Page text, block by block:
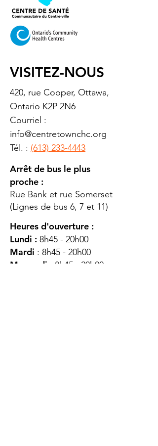
VISITEZ-NOUS
420, rue Cooper, Ottawa,
Ontario K2P 2N6
Courriel :
info@centretownchc.org
Tél. : (613) 233-4443
Arrêt de bus le plus
proche :
Rue Bank et rue Somerset
(Lignes de bus 6, 7 et 11)
Heures d'ouverture :
Lundi : 8h45 - 20h00
Mardi : 8h45 - 20h00
Mercredi : 8h45 - 20h00